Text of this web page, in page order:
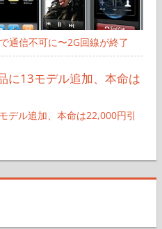
通信不可に〜2G回線が終了
デル追加、本命は22,000円引